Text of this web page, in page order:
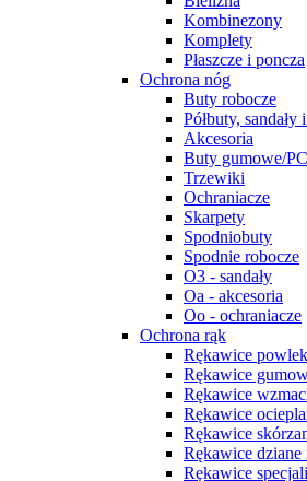
Kombinezony
Komplety
Płaszcze i poncza
Ochrona nóg
Buty robocze
Półbuty, sandały
Akcesoria
Buty gumowe/
Trzewiki
Ochraniacze
Skarpety
Spodniobuty
Spodnie robocze
O3 - sandały
Oa - akcesoria
Oo - ochraniacze
Ochrona rąk
Rękawice
Rękawice
Rękawice
Rękawice
Rękawice
Rękawice
Rękawice